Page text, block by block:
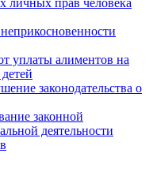
личных прав человека
уплаты алиментов на
законодательства о
законной
деятельности